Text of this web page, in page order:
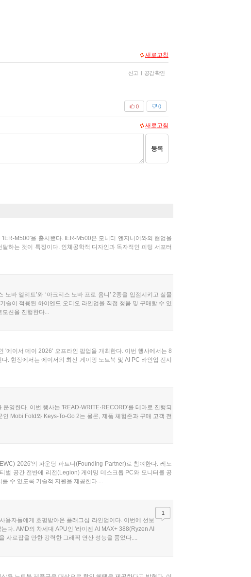
새로고침
신고 | 공감 확인
0
0
새로고침
등록
M500'을 출시했다. IER-M500은 모니터 엔지니어와의 협업을
하는 것이 특징이다. 인체공학적 디자인과 독자적인 피팅 서포터
바 엘리트’와 ‘아크티스 노바 프로 옴니’ 2종을 입점시키고 실물
술이 적용된 하이엔드 오디오 라인업을 직접 청음 및 구매할 수 있
모션을 진행한다...
'에이서 데이 2026' 오프라인 팝업을 개최한다. 이번 행사에서는 8
. 현장에서는 에이서의 최신 게이밍 노트북 및 AI PC 라인업 전시
영한다. 이번 행사는 'READ·WRITE·RECORD'를 테마로 진행되
Mobi Fold와 Keys-To-Go 2는 물론, 제품 체험존과 구매 고객 전
2026'의 파운딩 파트너(Founding Partner)로 참여한다. 레노
벌 공간 전반에 리전(Legion) 게이밍 데스크톱 PC와 모니터를 공
수 있도록 기술적 지원을 제공한다....
용자들에게 호평받아온 플래그십 라인업이다. 이번에 선보
다. AMD의 차세대 APU인 '라이젠 AI MAX+ 388(Ryzen AI
사로잡을 만한 강력한 그래픽 연산 성능을 품었다....
1